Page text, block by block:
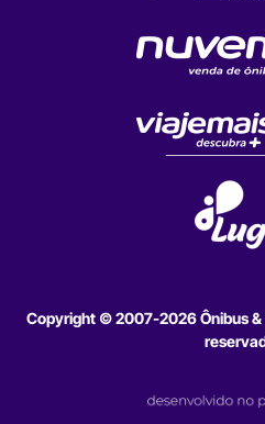
Copyright © 2007-2026 Ônibus &